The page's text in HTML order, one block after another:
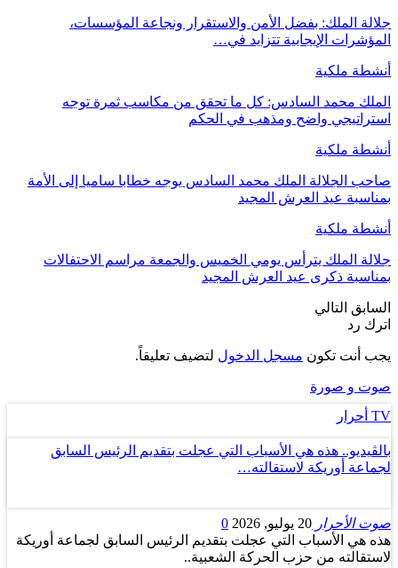
جلالة الملك: بفضل الأمن والاستقرار ونجاعة المؤسسات،
المؤشرات الإيجابية تتزايد في…
أنشطة ملكية
الملك محمد السادس: كل ما تحقق من مكاسب ثمرة توجه
استراتيجي واضح ومذهب في الحكم
أنشطة ملكية
صاحب الجلالة الملك محمد السادس يوجه خطابا ساميا إلى الأمة
بمناسبة عيد العرش المجيد
أنشطة ملكية
جلالة الملك يترأس يومي الخميس والجمعة مراسم الاحتفالات
بمناسبة ذكرى عيد العرش المجيد
السابق التالي
اترك رد
يجب أنت تكون مسجل الدخول لتضيف تعليقاً.
صوت و صورة
TV أحرار
بالڤيديو.. هذه هي الأسباب التي عجلت بتقديم الرئيس السابق
لجماعة أوريكة لاستقالته…
صوت الأحرار 20 يوليو, 2026
0
هذه هي الأسباب التي عجلت بتقديم الرئيس السابق لجماعة أوريكة
لاستقالته من حزب الحركة الشعبية..